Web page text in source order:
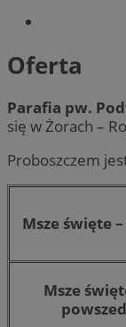
Oferta
Parafia pw.
się w Żorach –
Proboszczem
Msze święte
Msze